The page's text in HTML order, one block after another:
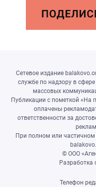
Сетевое издание
службе по надзору в
массовых
Публикации с пометкой «На
оплачены
ответственности за
При полном или
© ООО
Разработка
Телефон